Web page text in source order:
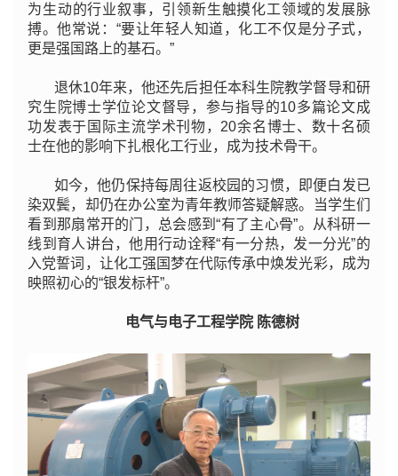
为生动的行业叙事，引领新生触摸化工领域的发展脉
搏。他常说：“要让年轻人知道，化工不仅是分子式，
更是强国路上的基石。”
退休10年来，他还先后担任本科生院教学督导和研
究生院博士学位论文督导，参与指导的10多篇论文成
功发表于国际主流学术刊物，20余名博士、数十名硕
士在他的影响下扎根化工行业，成为技术骨干。
如今，他仍保持每周往返校园的习惯，即便白发已
染双鬓，却仍在办公室为青年教师答疑解惑。当学生们
看到那扇常开的门，总会感到“有了主心骨”。从科研一
线到育人讲台，他用行动诠释“有一分热，发一分光”的
入党誓词，让化工强国梦在代际传承中焕发光彩，成为
映照初心的“银发标杆”。
电气与电子工程学院 陈德树